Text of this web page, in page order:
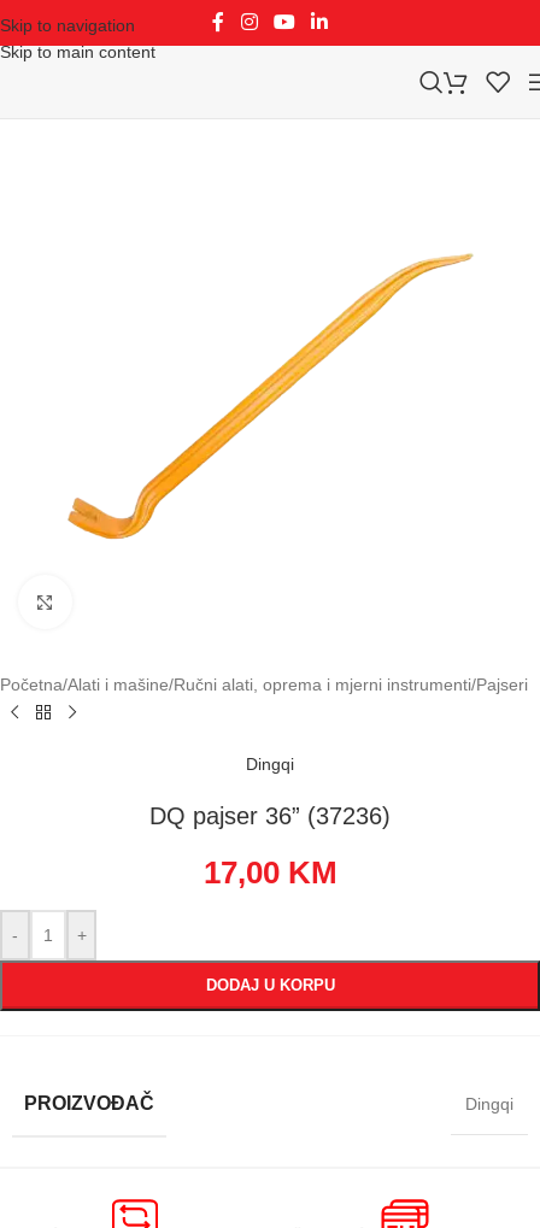
Skip to navigation
Skip to main content
Početna/Alati i mašine/Ručni alati, oprema i mjerni instrumenti/Pajseri
Dingqi
DQ pajser 36” (37236)
17,00 KM
- +
DODAJ U KORPU
PROIZVOĐAČ Dingqi